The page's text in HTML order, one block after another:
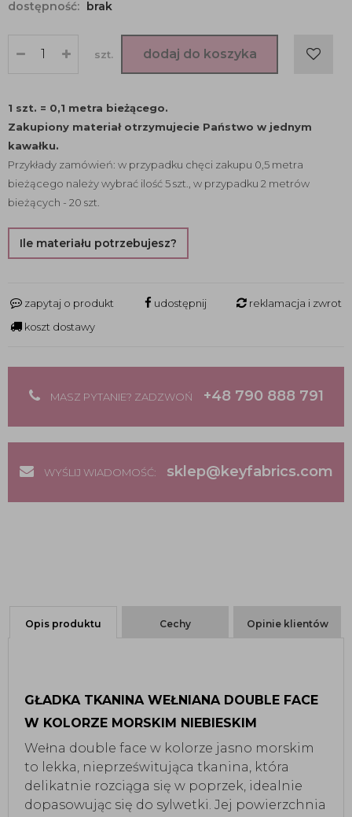
dostępność: brak
szt. dodaj do koszyka
1 szt. = 0,1 metra bieżącego.
Zakupiony materiał otrzymujecie Państwo w jednym
kawałku.
Przykłady zamówień: w przypadku chęci zakupu 0,5 metra
bieżącego należy wybrać ilość 5 szt., w przypadku 2 metrów
bieżących - 20 szt.
Ile materiału potrzebujesz?
zapytaj o produkt udostępnij
reklamacja i zwrot
koszt dostawy
MASZ PYTANIE? ZADZWOŃ +48 790 888 791
WYŚLIJ WIADOMOŚĆ: sklep@keyfabrics.com
Opis produktu Cechy Opinie klientów
GŁADKA TKANINA WEŁNIANA DOUBLE FACE
W KOLORZE MORSKIM NIEBIESKIM
Wełna double face w kolorze jasno morskim
to lekka, nieprześwitująca tkanina, która
delikatnie rozciąga się w poprzek, idealnie
dopasowując się do sylwetki. Jej powierzchnia